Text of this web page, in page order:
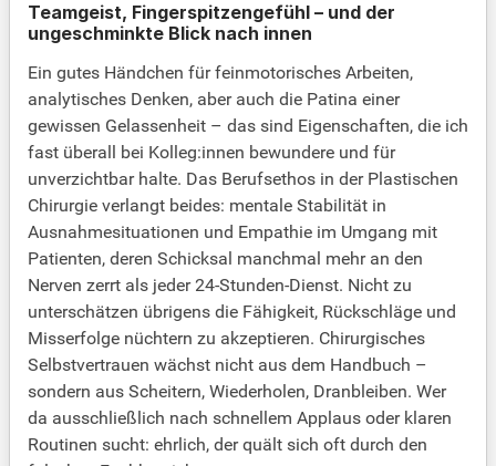
Teamgeist, Fingerspitzengefühl – und der
ungeschminkte Blick nach innen
Ein gutes Händchen für feinmotorisches Arbeiten,
analytisches Denken, aber auch die Patina einer
gewissen Gelassenheit – das sind Eigenschaften, die ich
fast überall bei Kolleg:innen bewundere und für
unverzichtbar halte. Das Berufsethos in der Plastischen
Chirurgie verlangt beides: mentale Stabilität in
Ausnahmesituationen und Empathie im Umgang mit
Patienten, deren Schicksal manchmal mehr an den
Nerven zerrt als jeder 24-Stunden-Dienst. Nicht zu
unterschätzen übrigens die Fähigkeit, Rückschläge und
Misserfolge nüchtern zu akzeptieren. Chirurgisches
Selbstvertrauen wächst nicht aus dem Handbuch –
sondern aus Scheitern, Wiederholen, Dranbleiben. Wer
da ausschließlich nach schnellem Applaus oder klaren
Routinen sucht: ehrlich, der quält sich oft durch den